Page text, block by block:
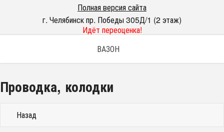
Полная версия сайта
г. Челябинск пр. Победы 305Д/1 (2 этаж)
Идёт переоценка!
ВАЗОН
Проводка, колодки
Назад